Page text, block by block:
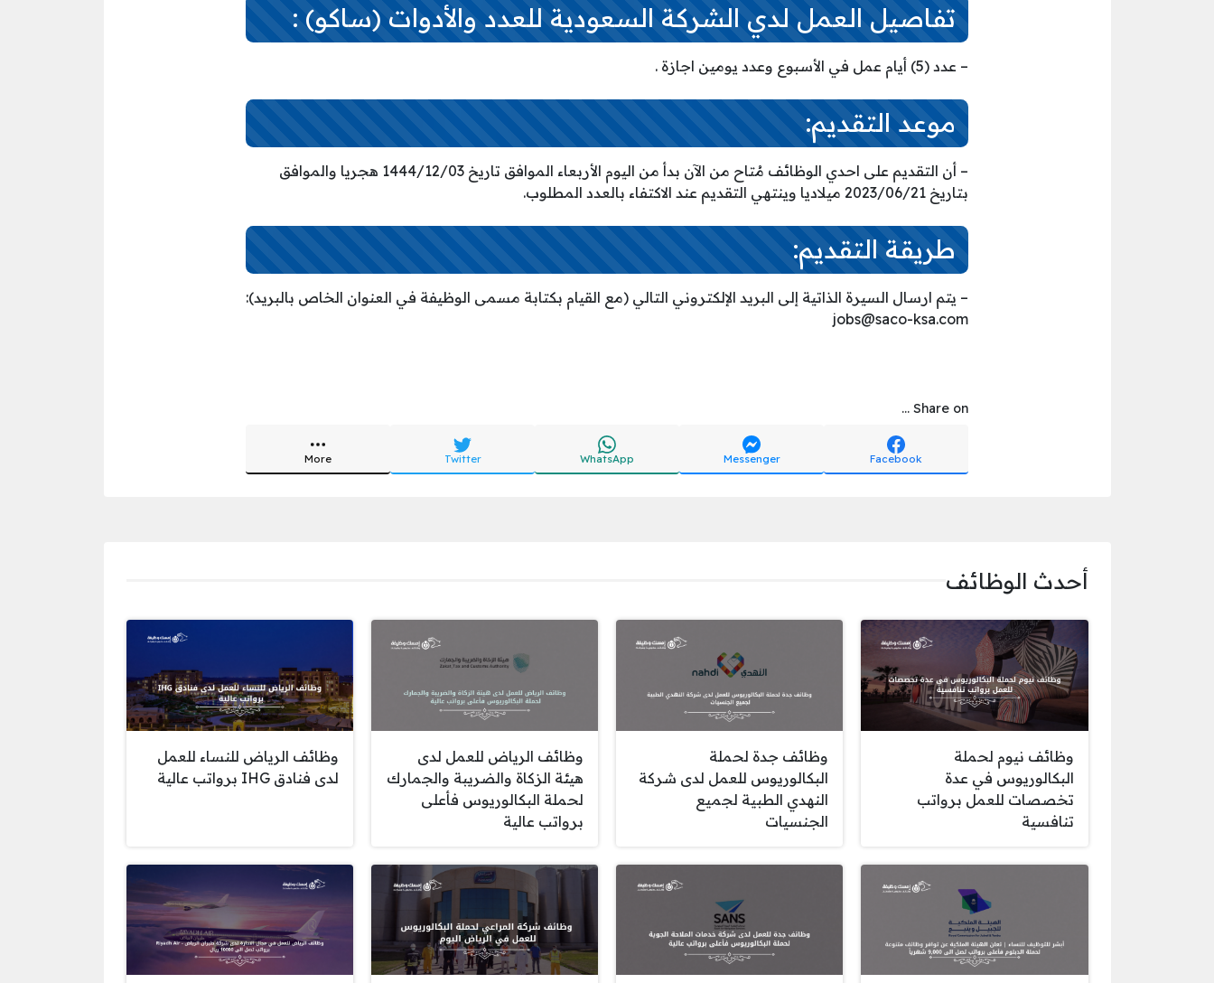
تفاصيل العمل لدي الشركة السعودية للعدد والأدوات (ساكو) :
– عدد (5) أيام عمل في الأسبوع وعدد يومين اجازة .
موعد التقديم:
– أن التقديم على احدي الوظائف مُتاح من الآن بدأ من اليوم الأربعاء الموافق تاريخ 1444/12/03 هجريا والموافق
بتاريخ 2023/06/21 ميلاديا وينتهي التقديم عند الاكتفاء بالعدد المطلوب.
طريقة التقديم:
– يتم ارسال السيرة الذاتية إلى البريد الإلكتروني التالي (مع القيام بكتابة مسمى الوظيفة في العنوان الخاص بالبريد):
jobs@saco-ksa.com
Share on ...
Facebook
Messenger
WhatsApp
Twitter
More
أحدث الوظائف
وظائف نيوم لحملة
البكالوريوس في عدة
تخصصات للعمل برواتب
تنافسية
وظائف جدة لحملة
البكالوريوس للعمل لدى شركة
النهدي الطبية لجميع
الجنسيات
وظائف الرياض للعمل لدى
هيئة الزكاة والضريبة والجمارك
لحملة البكالوريوس فأعلى
برواتب عالية
وظائف الرياض للنساء للعمل
لدى فنادق IHG برواتب عالية